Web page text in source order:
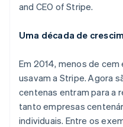
and CEO of Stripe.
Uma década de
Em 2014, menos de
usavam a Stripe. Agora
centenas entram para a
tanto empresas
individuais. Entre os